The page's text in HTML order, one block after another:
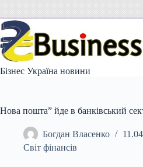
вмісту
Бізнес Україна новини
Нова пошта” йде в банківський
Богдан Власенко
Світ фінансів